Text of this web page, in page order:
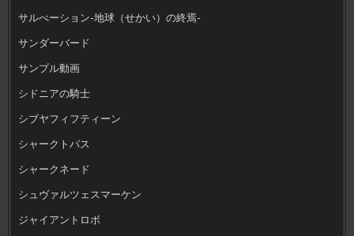
サルべーション-地球（せかい）の終焉-
サンダーバード
サンプル動画
シドニアの騎士
シブヤフィフティーン
シャークトパス
シャークネード
シュヴァルツェスマーケン
ジャイアントロボ